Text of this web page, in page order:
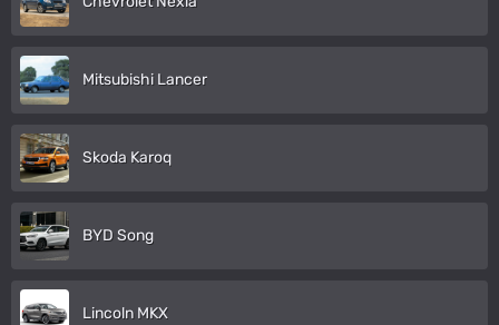
Mitsubishi Lancer
Skoda Karoq
BYD Song
Lincoln MKX